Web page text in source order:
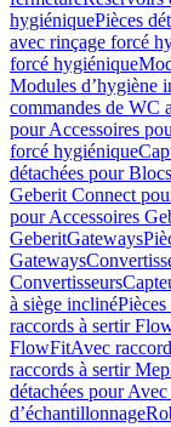
hygiéniquePièces
avec rinçage forcé
forcé hygiénique
Modules d’hygiène
commandes de WC
pour Accessoires
forcé hygiénique
détachées pour
Geberit Connect
pour Accessoires
GeberitGateways
Gateways
Convertisseurs
à siège incliné
raccords à sertir
FlowFitAvec
raccords à sertir
détachées pour
d’échantillonnage